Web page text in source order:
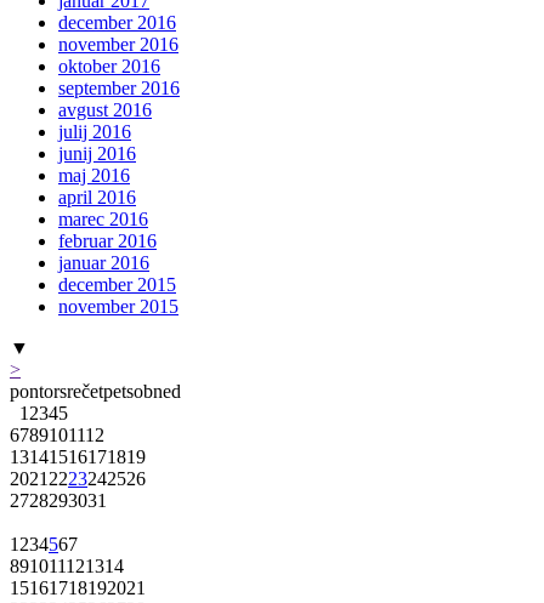
december 2016
november 2016
oktober 2016
september 2016
avgust 2016
julij 2016
junij 2016
maj 2016
april 2016
marec 2016
februar 2016
januar 2016
december 2015
november 2015
▼
>
pontorsrečetpetsobned
1 2345
6789101112
13141516171819
2021 2223242526
2728293031
1 234567
891011121314
15161718192021